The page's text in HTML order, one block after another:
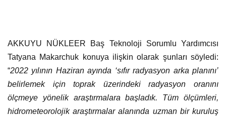
AKKUYU NÜKLEER Baş Teknoloji Sorumlu Yardımcısı
Tatyana Makarchuk konuya ilişkin olarak şunları söyledi:
“2022 yılının Haziran ayında ‘sıfır radyasyon arka planını’
belirlemek için toprak üzerindeki radyasyon oranını
ölçmeye yönelik araştırmalara başladık. Tüm ölçümleri,
hidrometeorolojik araştırmalar alanında uzman bir kuruluş